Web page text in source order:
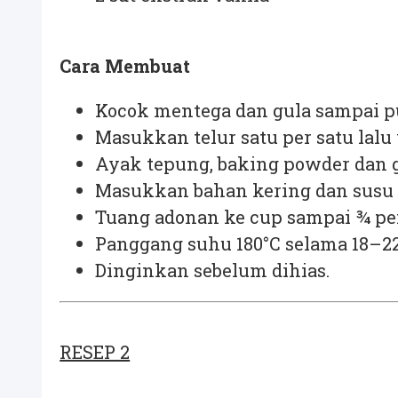
Cara Membuat
Kocok mentega dan gula sampai
Masukkan telur satu per satu
Ayak tepung, baking powder dan
Masukkan bahan kering dan
Tuang adonan ke cup sampai ¾
Panggang suhu 180°C selama
Dinginkan sebelum dihias.
RESEP 2